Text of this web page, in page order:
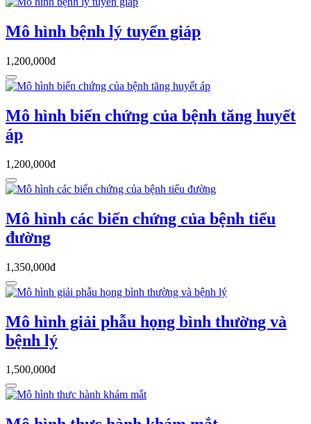
Mô hình bệnh lý tuyến giáp
1,200,000đ
Mô hình biến chứng của bệnh tăng huyết
áp
1,200,000đ
Mô hình các biến chứng của bệnh tiểu
đường
1,350,000đ
Mô hình giải phẫu họng bình thường và
bệnh lý
1,500,000đ